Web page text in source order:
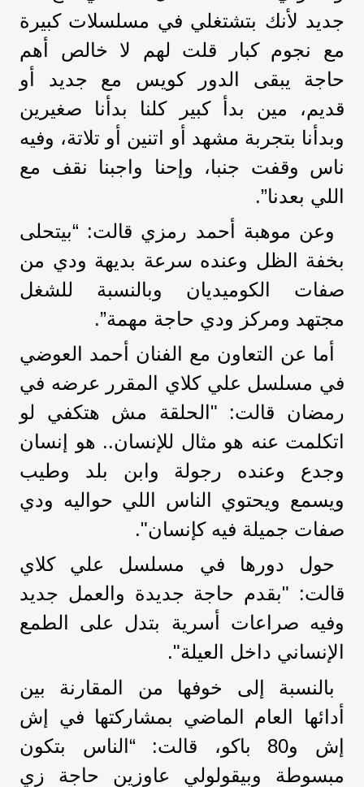
جديد لأنك بتشتغلي في مسلسلات كبيرة
مع نجوم كبار قلت لهم لا خالص أهم
حاجة يبقى الدور كويس مع جديد أو
قديم، مين بدأ كبير كلنا بدأنا صغيرين
وبدأنا بتجربة مشهد أو اتنين أو تلاتة، وفيه
ناس وقفت جنبا، وإحنا واجبنا نقف مع
اللي بعدنا”.
وعن موهبة أحمد رمزي قالت: “بيتحلى
بخفة الظل وعنده سرعة بديهة ودي من
صفات الكوميديان وبالنسبة للشغل
مجتهد ومركز ودي حاجة مهمة”.
أما عن التعاون مع الفنان أحمد العوضي
في مسلسل علي كلاي المقرر عرضه في
رمضان قالت: "الحلقة مش هتكفي لو
اتكلمت عنه هو مثال للإنسان.. هو إنسان
وجدع وعنده رجولة وابن بلد وطيب
ويسمع ويحتوي الناس اللي حواليه ودي
صفات جميلة فيه كإنسان".
حول دورها في مسلسل علي كلاي
قالت: "بقدم حاجة جديدة والعمل جديد
وفيه صراعات أسرية بتدل على الطمع
الإنساني داخل العيلة".
بالنسبة إلى خوفها من المقارنة بين
أدائها العام الماضي بمشاركتها في إش
إش و80 باكو، قالت: “الناس بتكون
مبسوطة وبيقولولي عاوزين حاجة زي